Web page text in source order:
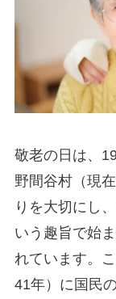
敬老の日は、
野間谷村（現
りを大切にし
いう趣旨で始
れています。
41年）に国民